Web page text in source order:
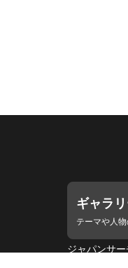
ギャラ
テーマや人
ジャパンサ